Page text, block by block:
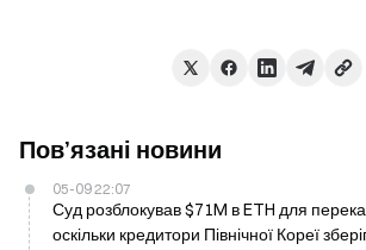
Пов’язані новини
05-09 22:07
Суд розблокував $71M в ETH для переказу в Aave,
оскільки кредитори Північної Кореї